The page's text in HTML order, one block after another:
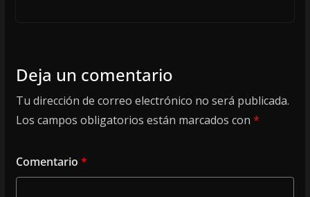
Deja un comentario
Tu dirección de correo electrónico no será publicada.
Los campos obligatorios están marcados con *
Comentario *